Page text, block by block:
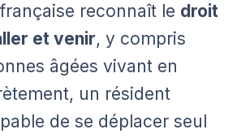
reconnaît le droit
et venir, y compris
âgées vivant en
un résident
de se déplacer seul